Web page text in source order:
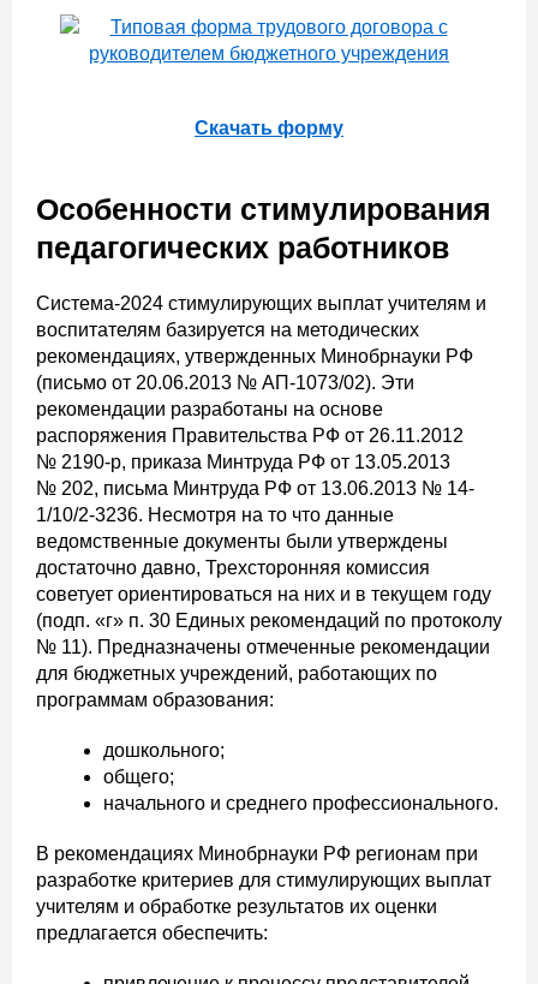
Скачать форму
Особенности стимулирования
педагогических работников
Система-2024 стимулирующих выплат учителям и
воспитателям базируется на методических
рекомендациях, утвержденных Минобрнауки РФ
(письмо от 20.06.2013 № АП-1073/02). Эти
рекомендации разработаны на основе
распоряжения Правительства РФ от 26.11.2012
№ 2190-р, приказа Минтруда РФ от 13.05.2013
№ 202, письма Минтруда РФ от 13.06.2013 № 14-
1/10/2-3236. Несмотря на то что данные
ведомственные документы были утверждены
достаточно давно, Трехсторонняя комиссия
советует ориентироваться на них и в текущем году
(подп. «г» п. 30 Единых рекомендаций по протоколу
№ 11). Предназначены отмеченные рекомендации
для бюджетных учреждений, работающих по
программам образования:
дошкольного;
общего;
начального и среднего профессионального.
В рекомендациях Минобрнауки РФ регионам при
разработке критериев для стимулирующих выплат
учителям и обработке результатов их оценки
предлагается обеспечить: